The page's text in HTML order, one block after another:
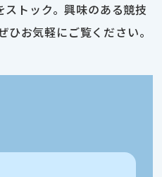
トック。興味のある競技
お気軽にご覧ください。